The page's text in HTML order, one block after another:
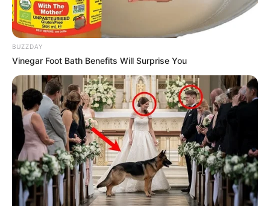
BUZZDAY
Vinegar Foot Bath Benefits Will Surprise You